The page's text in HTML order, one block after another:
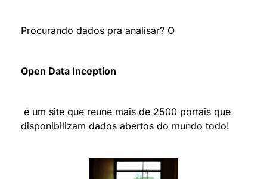
Procurando dados pra analisar? O
Open Data Inception
disponibilizam dados abertos do mundo todo!